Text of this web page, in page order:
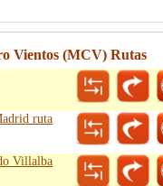
Vientos (MCV) Rutas
ruta
Villalba